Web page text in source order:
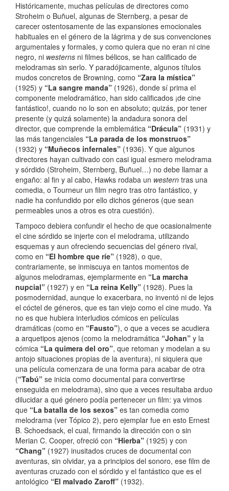
Históricamente, muchas películas de directores como
Stroheim o Buñuel, algunas de Sternberg, a pesar de
carecer ostentosamente de las expansiones emocionales
habituales en el género de la lágrima y de sus convenciones
argumentales y formales, y como quiera que no eran ni cine
negro, ni westerns ni filmes bélicos, se han calificado de
melodramas sin serlo. Y paradójicamente, algunos títulos
mudos concretos de Browning, como “Zara la mística”
(1925) y “La sangre manda” (1926), donde sí prima el
componente melodramático, han sido calificados ¡de cine
fantástico!, cuando no lo son en absoluto; quizás, por tener
presente (y quizá solamente) la andadura sonora del
director, que comprende la emblemática “Drácula” (1931) y
las más tangenciales “La parada de los monstruos”
(1932) y “Muñecos infernales” (1936). Y que algunos
directores hayan cultivado con casi igual esmero melodrama
y sórdido (Stroheim, Sternberg, Buñuel…) no debe llamar a
engaño: al fin y al cabo, Hawks rodaba un western tras una
comedia, o Tourneur un film negro tras otro fantástico, y
nadie ha confundido por ello dichos géneros (que sean
permeables unos a otros es otra cuestión).
Tampoco debiera confundir el hecho de que ocasionalmente
el cine sórdido se injerte con el melodrama, utilizando
esquemas y aun ofreciendo secuencias del género rival,
como en “El hombre que ríe” (1928), o que,
contrariamente, se inmiscuya en tantos momentos de
algunos melodramas, ejemplarmente en “La marcha
nupcial” (1927) y en “La reina Kelly” (1928). Pues la
posmodernidad, aunque lo exacerbara, no inventó ni de lejos
el cóctel de géneros, que es tan viejo como el cine mudo. Ya
no es que hubiera interludios cómicos en películas
dramáticas (como en “Fausto”), o que a veces se acudiera
a arquetipos ajenos (como la melodramática “Johan” y la
cómica “La quimera del oro”, que retoman y modelan a su
antojo situaciones propias de la aventura), ni siquiera que
una película comenzara de una forma para acabar de otra
(“Tabú” se inicia como documental para convertirse
enseguida en melodrama), sino que a veces resultaba arduo
dilucidar a qué género podía pertenecer un film: ya vimos
que “La batalla de los sexos” es tan comedia como
melodrama (ver Tópico 2), pero ejemplar fue en esto Ernest
B. Schoedsack, el cual, firmando la dirección con o sin
Merian C. Cooper, ofreció con “Hierba” (1925) y con
“Chang” (1927) inusitados cruces de documental con
aventuras, sin olvidar, ya a principios del sonoro, ese film de
aventuras cruzado con el sórdido y el fantástico que es el
antológico “El malvado Zaroff” (1932).